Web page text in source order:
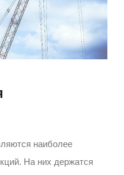
наиболее
На них держатся